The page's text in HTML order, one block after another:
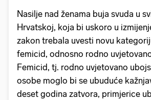
Nasilje nad ženama buja svuda u
Hrvatskoj, koja bi uskoro u
zakon trebala uvesti novu
femicid, odnosno rodno
Femicid, tj. rodno uvjetovano
osobe moglo bi se ubuduće
deset godina zatvora, primjerice